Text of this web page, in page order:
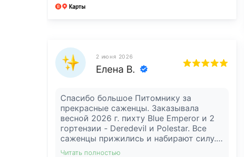
2 июня 2026
Елена В.
Спасибо большое Питомнику за
прекрасные саженцы. Заказывала
весной 2026 г. пихту Blue Emperor и 2
гортензии - Deredevil и Polestar. Все
саженцы прижились и набирают силу.
Получила очень подробную
Читать полностью